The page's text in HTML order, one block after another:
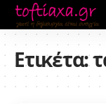
Ετικέτα: